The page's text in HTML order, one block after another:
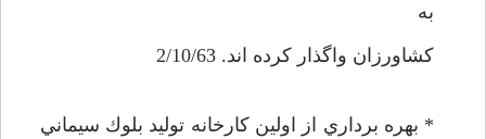
به
كشاورزان واگذار كرده اند. 2/10/63
* بهره برداري از اولين كارخانه توليد بلوك سيماني